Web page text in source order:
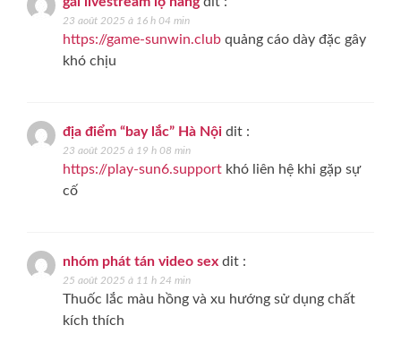
23 août 2025 à 16 h 04 min
https://game-sunwin.club quảng cáo dày đặc gây
khó chịu
địa điểm “bay lắc” Hà Nội dit :
23 août 2025 à 19 h 08 min
https://play-sun6.support khó liên hệ khi gặp sự
cố
nhóm phát tán video sex dit :
25 août 2025 à 11 h 24 min
Thuốc lắc màu hồng và xu hướng sử dụng chất
kích thích